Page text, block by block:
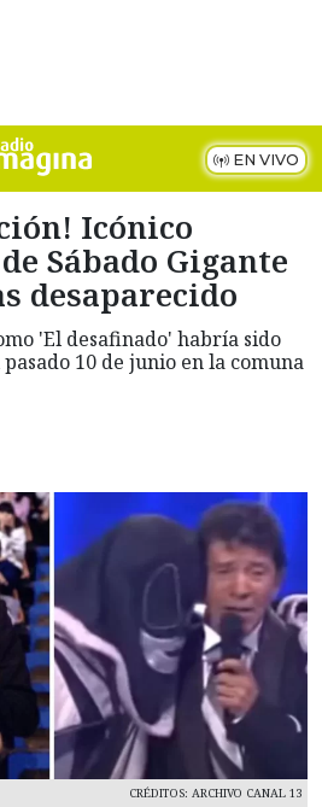
EN VIVO
Icónico
Sábado Gigante
desaparecido
'El desafinado' habría sido
10 de junio en la comuna
CRÉDITOS: ARCHIVO CANAL 13